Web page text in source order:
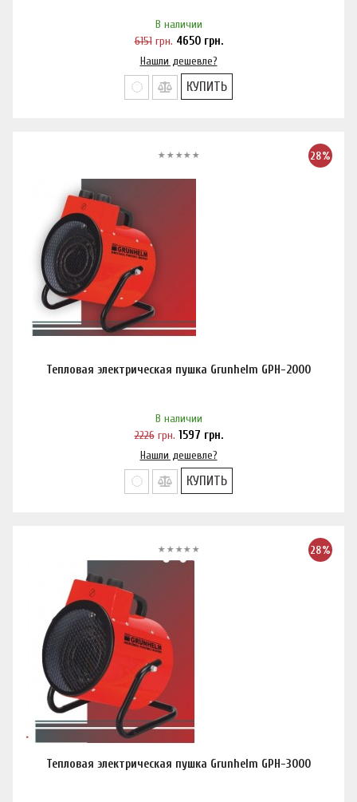
В наличии
6151грн. 4650грн.
Нашли дешевле?
КУПИТЬ
28%
Тепловая электрическая пушка Grunhelm GPH-2000
В наличии
2226грн. 1597 грн.
Нашли дешевле?
КУПИТЬ
28%
Тепловая электрическая пушка Grunhelm GPH-3000